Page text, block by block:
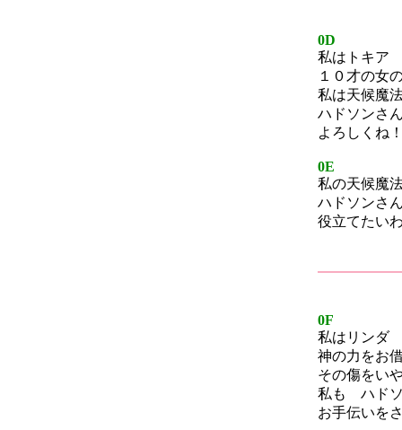
0D
私はトキア
１０才の女
私は天候魔
ハドソンさ
よろしくね
0E
私の天候魔
ハドソンさ
役立てたい
0F
私はリンダ
神の力をお
その傷をい
私も ハド
お手伝いを